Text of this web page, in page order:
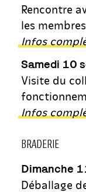
Rencontre
les
Infos
Samedi 10
Visite du
Infos
BRADERIE
Dimanche
Déballage